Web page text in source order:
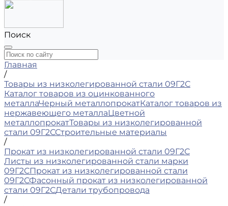
Поиск
Главная
/
Товары из низколегированной стали 09Г2С
Каталог товаров из оцинкованного
металлаЧерный металлопрокатКаталог товаров из
нержавеющего металлаЦветной
металлопрокатТовары из низколегированной
стали 09Г2ССтроительные материалы
/
Прокат из низколегированной стали 09Г2С
Листы из низколегированной стали марки
09Г2СПрокат из низколегированной стали
09Г2СФасонный прокат из низколегированной
стали 09Г2СДетали трубопровода
/